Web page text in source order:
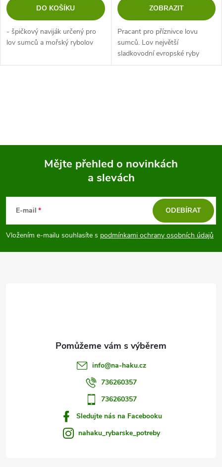
DO KOŠÍKU
- špičkový naviják určený pro
lov sumců a mořský rybolov
ZOBRAZIT
Pracant pro příznivce lovu
sumců. Lov největší
sladkovodní evropské ryby
vyžaduje náčiní s extrémní
a
í
p
p
Mějte přehled o novinkách
a slevách
E-mail
Vložením e-mailu souhlasíte s podmínkami ochrany osobních údajů
ODEBÍRAT
info@na-haku.cz
736260357
736260357
Sledujte nás na Facebooku
nahaku_rybarske_potreby